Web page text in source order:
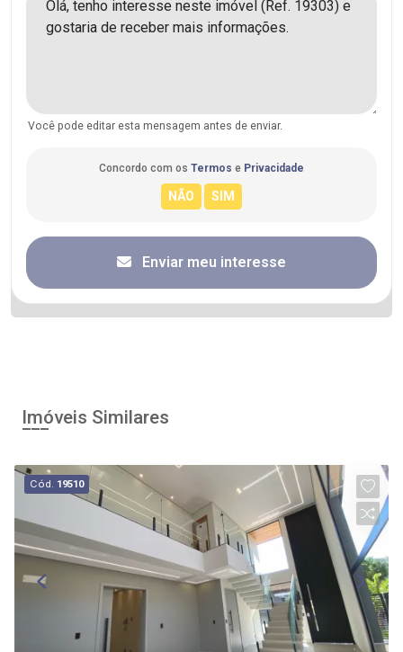
Você pode editar esta mensagem antes de enviar.
Concordo com os Termos e Privacidade
Enviar meu interesse
Imóveis Similares
Cód. 19510